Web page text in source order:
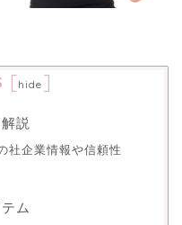
[hide ]
説
社企業情報や信頼性
ム